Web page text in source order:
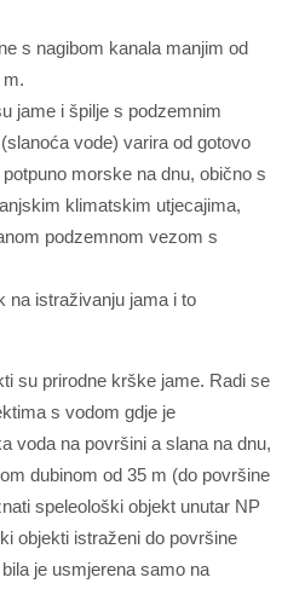
s nagibom kanala manjim od
m.
jame i špilje s podzemnim
vode) varira od gotovo
morske na dnu, obično s
klimatskim utjecajima,
podzemnom vezom s
na istraživanju jama i to
su prirodne krške jame. Radi se
s vodom gdje je
voda na površini a slana na dnu,
dubinom od 35 m (do površine
speleološki objekt unutar NP
objekti istraženi do površine
je usmjerena samo na